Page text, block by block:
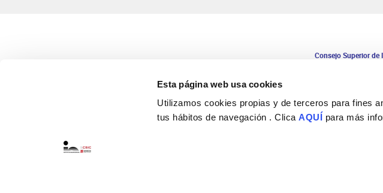
Esta página web usa cookies
Utilizamos cookies propias y de terceros para fines
tus hábitos de navegación . ClicaAQUÍ para más
Consejo Superior
Tel. + 34 965 23 37
Fax + 34 965 91 95